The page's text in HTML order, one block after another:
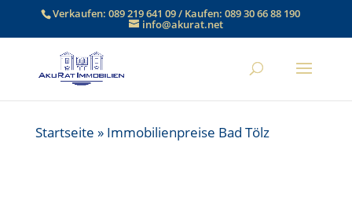
Verkaufen:089 219 641 09/ Kaufen:089 30 66 88 190
info@akurat.net
Startseite » Immobilienpreise Bad Tölz